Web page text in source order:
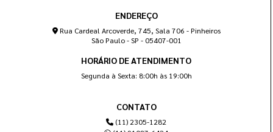
ENDEREÇO
Rua Cardeal Arcoverde, 745, Sala 706 - Pinheiros
São Paulo - SP - 05407-001
HORÁRIO DE ATENDIMENTO
Segunda à Sexta: 8:00h às 19:00h
CONTATO
(11) 2305-1282